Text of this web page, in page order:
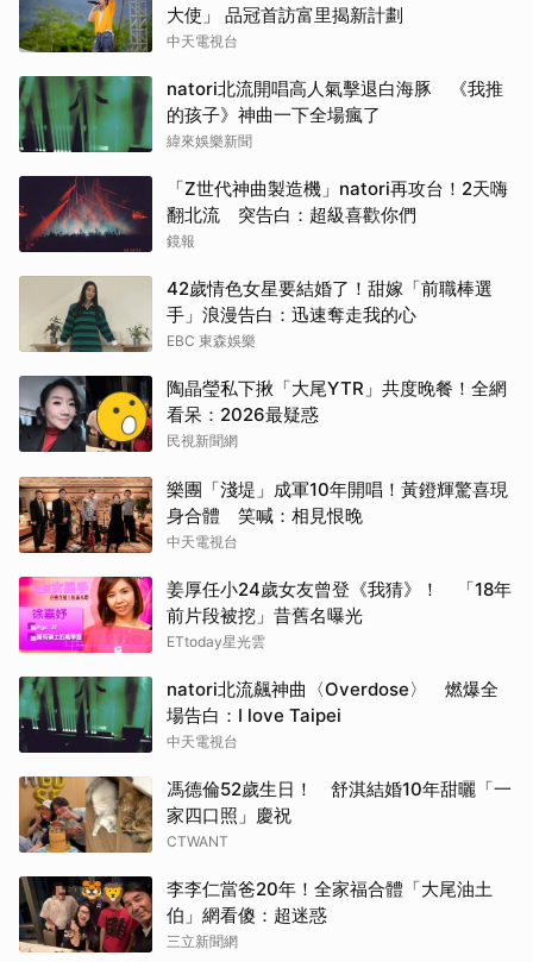
大使」 品冠首訪富里揭新計劃
中天電視台
natori北流開唱高人氣擊退白海豚 《我推
的孩子》神曲一下全場瘋了
緯來娛樂新聞
「Z世代神曲製造機」natori再攻台！2天嗨
翻北流 突告白：超級喜歡你們
鏡報
42歲情色女星要結婚了！甜嫁「前職棒選
手」浪漫告白：迅速奪走我的心
EBC 東森娛樂
陶晶瑩私下揪「大尾YTR」共度晚餐！全網
看呆：2026最疑惑
民視新聞網
樂團「淺堤」成軍10年開唱！黃鐙輝驚喜現
身合體 笑喊：相見恨晚
中天電視台
姜厚任小24歲女友曾登《我猜》！ 「18年
前片段被挖」昔舊名曝光
ETtoday星光雲
natori北流飆神曲〈Overdose〉 燃爆全
場告白：I love Taipei
中天電視台
馮德倫52歲生日！ 舒淇結婚10年甜曬「一
家四口照」慶祝
CTWANT
李李仁當爸20年！全家福合體「大尾油土
伯」網看傻：超迷惑
三立新聞網